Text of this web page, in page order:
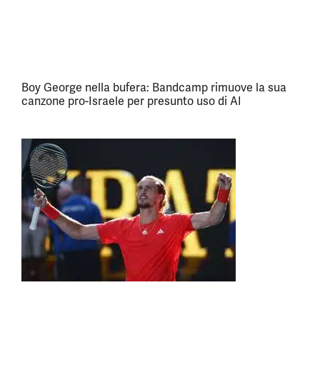
Boy George nella bufera: Bandcamp rimuove la sua
canzone pro-Israele per presunto uso di AI